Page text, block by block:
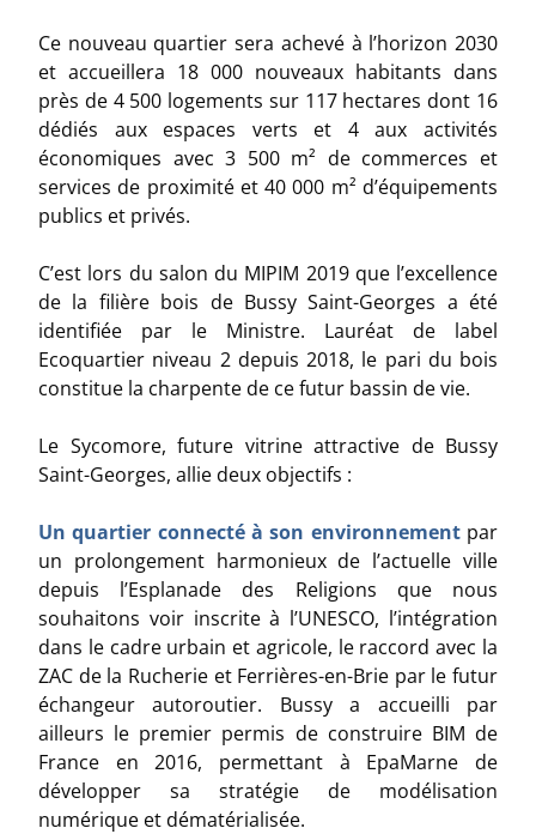
Ce nouveau quartier sera achevé à l’horizon 2030
et accueillera 18 000 nouveaux habitants dans
près de 4 500 logements sur 117 hectares dont 16
dédiés aux espaces verts et 4 aux activités
économiques avec 3 500 m² de commerces et
services de proximité et 40 000 m² d’équipements
publics et privés.
C’est lors du salon du MIPIM 2019 que l’excellence
de la filière bois de Bussy Saint-Georges a été
identifiée par le Ministre. Lauréat de label
Ecoquartier niveau 2 depuis 2018, le pari du bois
constitue la charpente de ce futur bassin de vie.
Le Sycomore, future vitrine attractive de Bussy
Saint-Georges, allie deux objectifs :
Un quartier connecté à son environnement par
un prolongement harmonieux de l’actuelle ville
depuis l’Esplanade des Religions que nous
souhaitons voir inscrite à l’UNESCO, l’intégration
dans le cadre urbain et agricole, le raccord avec la
ZAC de la Rucherie et Ferrières-en-Brie par le futur
échangeur autoroutier. Bussy a accueilli par
ailleurs le premier permis de construire BIM de
France en 2016, permettant à EpaMarne de
développer sa stratégie de modélisation
numérique et dématérialisée.